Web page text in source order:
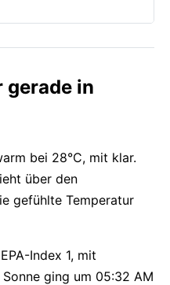
gerade in
bei 28°C, mit klar.
über den
gefühlte Temperatur
Index 1, mit
ging um 05:32 AM